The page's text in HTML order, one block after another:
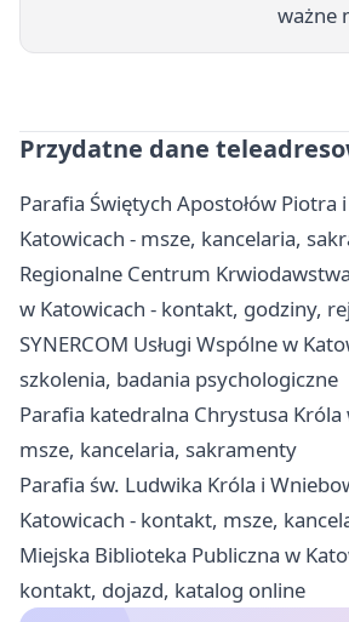
ważne
Przydatne dane
Parafia Świętych Apostołów Piotra i
Katowicach - msze, kancelaria,
Regionalne Centrum
w Katowicach - kontakt, godziny,
SYNERCOM Usługi Wspólne w
szkolenia, badania psychologiczne
Parafia katedralna Chrystusa Króla
msze, kancelaria, sakramenty
Parafia św. Ludwika Króla i
Katowicach - kontakt, msze,
Miejska Biblioteka Publiczna w
kontakt, dojazd, katalog online